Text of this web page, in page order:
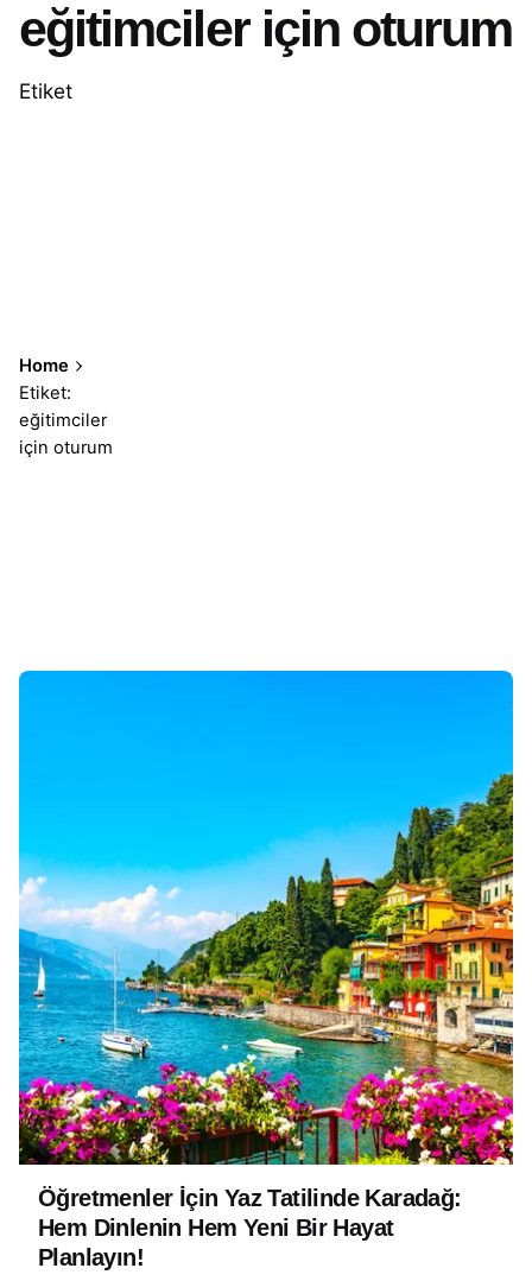
eğitimciler için oturum
Etiket
Home
Etiket:
eğitimciler
için oturum
Öğretmenler İçin Yaz Tatilinde Karadağ:
Hem Dinlenin Hem Yeni Bir Hayat
Planlayın!